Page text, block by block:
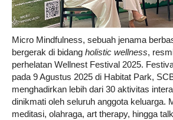
Micro Mindfulness, sebuah jenama
bergerak di bidang holistic wellness,
perhelatan Wellnest Festival 2025.
pada 9 Agustus 2025 di Habitat Park,
menghadirkan lebih dari 30 aktivitas
dinikmati oleh seluruh anggota keluarga.
meditasi, olahraga, art therapy, hingga